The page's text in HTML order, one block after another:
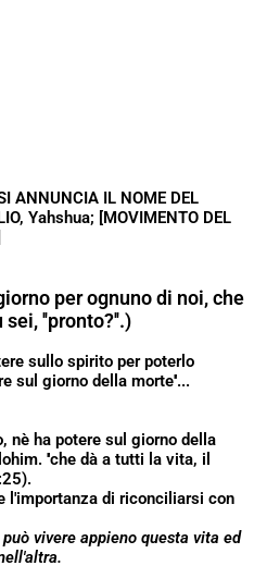
ANNUNCIA IL NOME DEL
Yahshua; [MOVIMENTO DEL
per ognuno di noi, che
''pronto?''.)
sullo spirito per poterlo
sul giorno della morte''...
nè ha potere sul giorno della
''che dà a tutti la vita, il
l'importanza di riconciliarsi con
vivere appieno questa vita ed